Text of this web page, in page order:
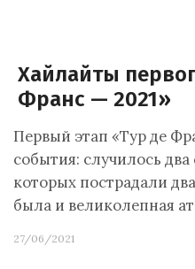
Хайлайты
Франс — 2021»
Первый этап «Тур де
события: случилось два
которых пострадали
была и великолепная
27/06/2021